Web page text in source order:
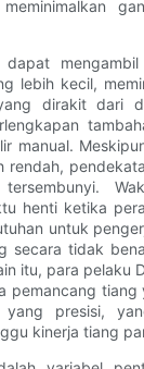
lebih kecil,
dirakit dari
manual.
rendah,
tersembunyi.
henti ketika
untuk
secara tidak
itu, para pelaku
pemancang
presisi,
kinerja tiang